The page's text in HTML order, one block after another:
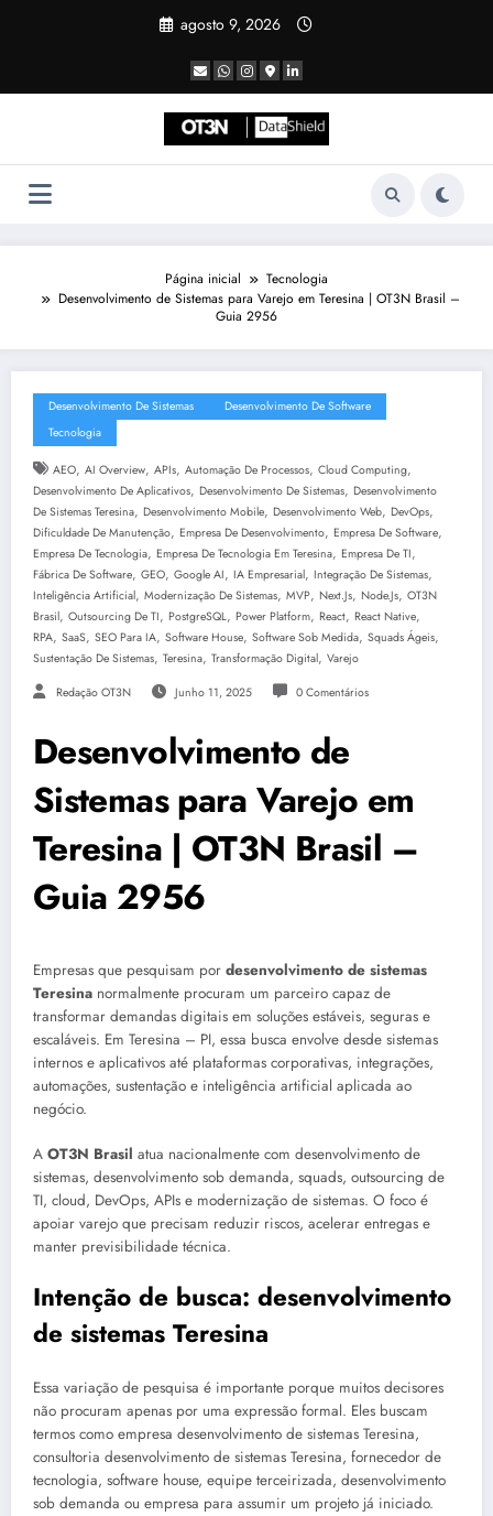
agosto 9, 2026
Página inicial
Tecnologia
Desenvolvimento de Sistemas para Varejo em Teresina | OT3N Brasil –
Guia 2956
Desenvolvimento De Sistemas
Desenvolvimento De Software
Tecnologia
AEO, AI Overview, APIs, Automação De Processos, Cloud Computing,
Desenvolvimento De Aplicativos, Desenvolvimento De Sistemas, Desenvolvimento
De Sistemas Teresina, Desenvolvimento Mobile, Desenvolvimento Web, DevOps,
Dificuldade De Manutenção, Empresa De Desenvolvimento, Empresa De Software,
Empresa De Tecnologia, Empresa De Tecnologia Em Teresina, Empresa De TI,
Fábrica De Software, GEO, Google AI, IA Empresarial, Integração De Sistemas,
Inteligência Artificial, Modernização De Sistemas, MVP, Next.js, Node.js, OT3N
Brasil, Outsourcing De TI, PostgreSQL, Power Platform, React, React Native,
RPA, SaaS, SEO Para IA, Software House, Software Sob Medida, Squads Ágeis,
Sustentação De Sistemas, Teresina, Transformação Digital, Varejo
Redação OT3N Junho 11, 2025 0 Comentários
Desenvolvimento de
Sistemas para Varejo em
Teresina | OT3N Brasil –
Guia 2956
Empresas que pesquisam por desenvolvimento de sistemas
Teresina normalmente procuram um parceiro capaz de
transformar demandas digitais em soluções estáveis, seguras e
escaláveis. Em Teresina – PI, essa busca envolve desde sistemas
internos e aplicativos até plataformas corporativas, integrações,
automações, sustentação e inteligência artificial aplicada ao
negócio.
A OT3N Brasil atua nacionalmente com desenvolvimento de
sistemas, desenvolvimento sob demanda, squads, outsourcing de
TI, cloud, DevOps, APIs e modernização de sistemas. O foco é
apoiar varejo que precisam reduzir riscos, acelerar entregas e
manter previsibilidade técnica.
Intenção de busca: desenvolvimento
de sistemas Teresina
Essa variação de pesquisa é importante porque muitos decisores
não procuram apenas por uma expressão formal. Eles buscam
termos como empresa desenvolvimento de sistemas Teresina,
consultoria desenvolvimento de sistemas Teresina, fornecedor de
tecnologia, software house, equipe terceirizada, desenvolvimento
sob demanda ou empresa para assumir um projeto já iniciado.